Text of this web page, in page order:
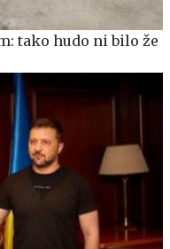
tako hudo ni bilo že